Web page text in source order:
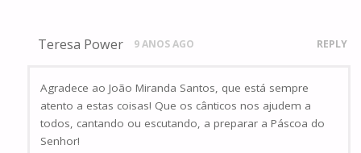
Teresa Power 9 ANOS AGO REPLY
Agradece ao João Miranda Santos, que está sempre
atento a estas coisas! Que os cânticos nos ajudem a
todos, cantando ou escutando, a preparar a Páscoa do
Senhor!